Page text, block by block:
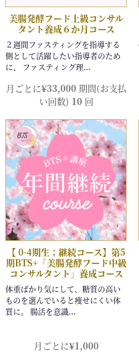
月ごとに¥33,000 期間(お支払
い回数) 10 回
月ごとに¥1,000